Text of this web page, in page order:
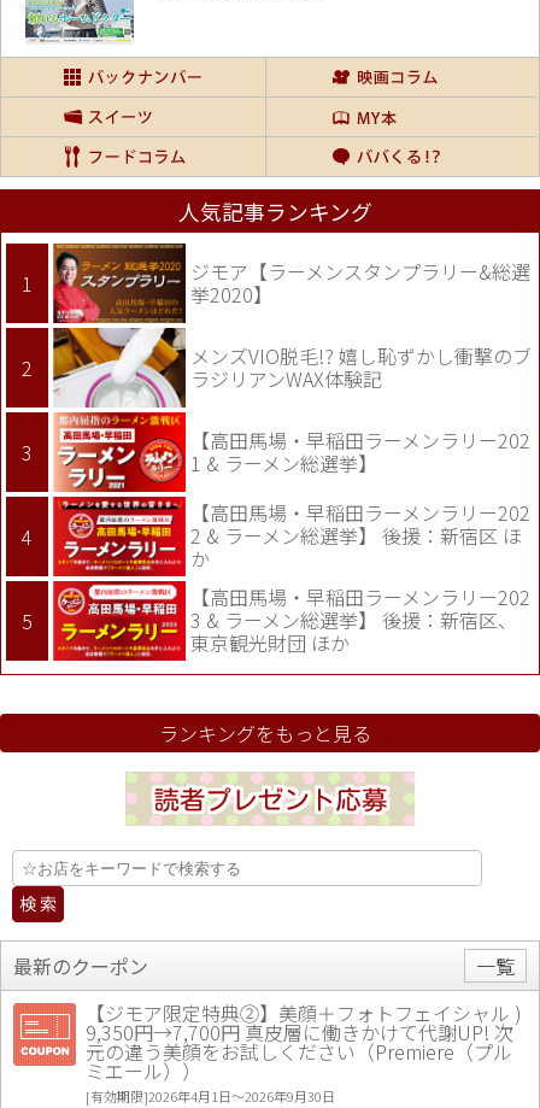
人気記事ランキング
ジモア【ラーメンスタンプラリー&総選
挙2020】
メンズVIO脱毛!? 嬉し恥ずかし衝撃のブ
ラジリアンWAX体験記
【高田馬場・早稲田ラーメンラリー202
1 & ラーメン総選挙】
【高田馬場・早稲田ラーメンラリー202
2 & ラーメン総選挙】 後援：新宿区 ほ
か
【高田馬場・早稲田ラーメンラリー202
3 & ラーメン総選挙】 後援：新宿区、
東京観光財団 ほか
ランキングをもっと見る
最新のクーポン
一覧
【ジモア限定特典②】美顔＋フォトフェイシャル )
9,350円→7,700円 真皮層に働きかけて代謝UP! 次
元の違う美顔をお試しください（Premiere（プル
ミエール））
[有効期限]2026年4月1日〜2026年9月30日